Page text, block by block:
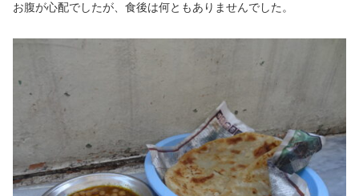
お腹が心配でしたが、食後は何ともありませんでした。